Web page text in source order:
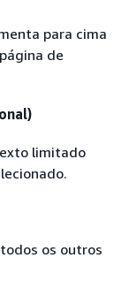
para cima
de
limitado
os outros